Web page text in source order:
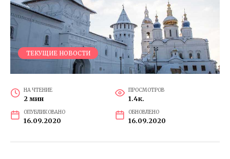
ТЕКУЩИЕ НОВОСТИ
НА ЧТЕНИЕ
2 мин
ПРОСМОТРОВ
1.4к.
ОПУБЛИКОВАНО
16.09.2020
ОБНОВЛЕНО
16.09.2020